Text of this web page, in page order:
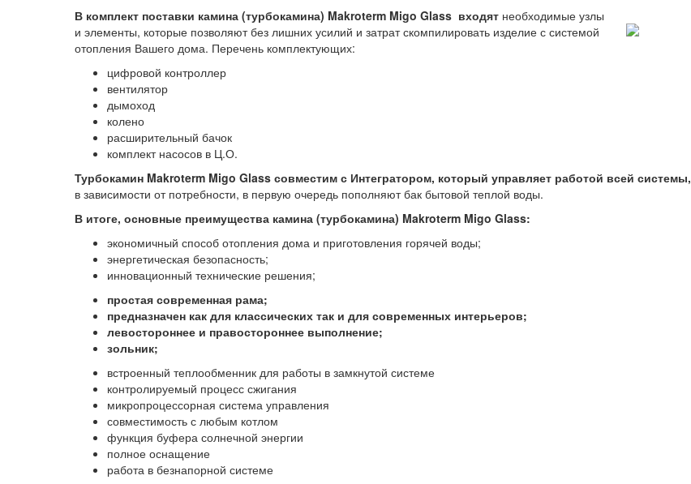
В комплект поставки камина (турбокамина) Makroterm Migo Glass входят необходимые узлы
и элементы, которые позволяют без лишних усилий и затрат скомпилировать изделие с системой
отопления Вашего дома. Перечень комплектующих:
цифровой контроллер
вентилятор
дымоход
колено
расширительный бачок
комплект насосов в Ц.О.
Турбокамин Makroterm Migo Glass совместим с Интегратором, который управляет работой всей системы,
в зависимости от потребности, в первую очередь пополняют бак бытовой теплой воды.
В итоге, основные преимущества камина (турбокамина) Makroterm Migo Glass:
экономичный способ отопления дома и приготовления горячей воды;
энергетическая безопасность;
инновационный технические решения;
простая современная рама;
предназначен как для классических так и для современных интерьеров;
левостороннее и правостороннее выполнение;
зольник;
встроенный теплообменник для работы в замкнутой системе
контролируемый процесс сжигания
микропроцессорная система управления
совместимость с любым котлом
функция буфера солнечной энергии
полное оснащение
работа в безнапорной системе